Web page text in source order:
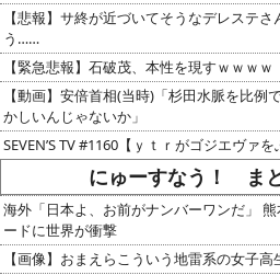
【悲報】サ終が近づいてそうなデレステ
う……
【緊急悲報】石破茂、本性を現すｗｗｗｗ
【動画】安倍首相(当時)「杉田水脈を比例
かしいんじゃないか」
SEVEN’S TV #1160【ｙｔｒがゴジエヴァを
にゅーすなう！ ま
海外「日本よ、お前がナンバーワンだ」
ードに世界が衝撃
【画像】おまえらこういう地雷系の女子